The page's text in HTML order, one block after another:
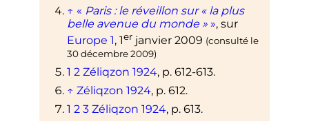
↑ « Paris : le réveillon sur « la plus
belle avenue du monde » », sur
Europe 1, 1erjanvier 2009 (consulté le
30 décembre 2009)
1 2 Zéliqzon 1924, p. 612-613.
↑ Zéliqzon 1924, p. 612.
1 2 3 Zéliqzon 1924, p. 613.